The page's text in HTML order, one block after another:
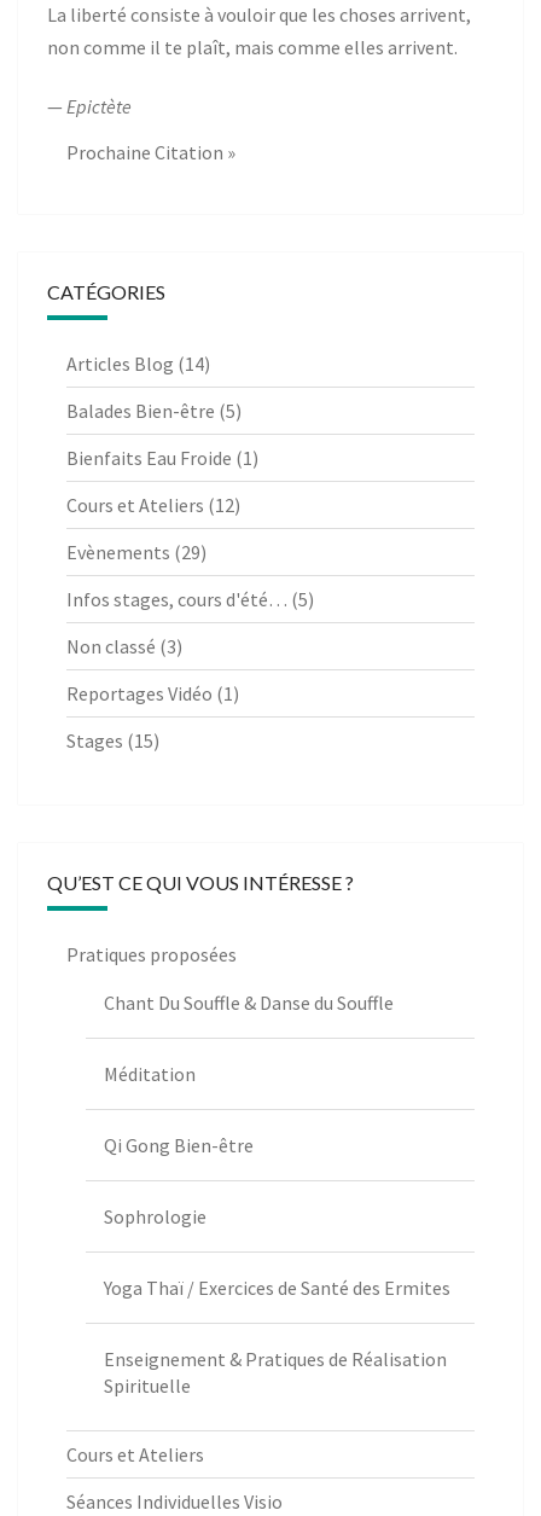
La liberté consiste à vouloir que les choses arrivent,
non comme il te plaît, mais comme elles arrivent.
— Epictète
Prochaine Citation »
CATÉGORIES
Articles Blog (14)
Balades Bien-être (5)
Bienfaits Eau Froide (1)
Cours et Ateliers (12)
Evènements (29)
Infos stages, cours d'été… (5)
Non classé (3)
Reportages Vidéo (1)
Stages (15)
QU’EST CE QUI VOUS INTÉRESSE ?
Pratiques proposées
Chant Du Souffle & Danse du Souffle
Méditation
Qi Gong Bien-être
Sophrologie
Yoga Thaï / Exercices de Santé des Ermites
Enseignement & Pratiques de Réalisation
Spirituelle
Cours et Ateliers
Séances Individuelles Visio